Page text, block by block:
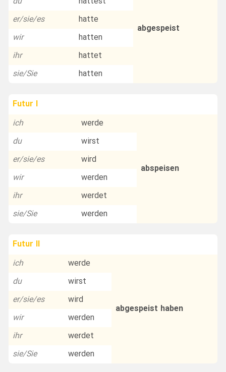
abgespeist
er/sie/es
hatte
wir
hatten
ihr
hattet
sie/Sie
hatten
Futur I
ich
werde
abspeisen
du
wirst
er/sie/es
wird
wir
werden
ihr
werdet
sie/Sie
werden
Futur II
ich
werde
abgespeist haben
du
wirst
er/sie/es
wird
wir
werden
ihr
werdet
sie/Sie
werden